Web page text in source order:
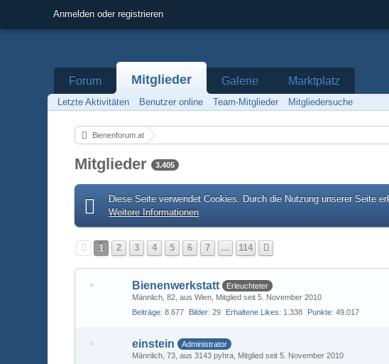
Anmelden oder registrieren
Forum Mitglieder Galerie Marktplatz
Letzte Aktivitäten Benutzer online Team-Mitglieder Mitgliedersuche
Bienenforum.at
Mitglieder 3.405
Diese Seite verwendet Cookies. Durch die Nutzung unserer Seite
Weitere Informationen
1 2 3 4 5 6 7 … 114
Bienenwerkstatt
Erleuchteter
Männlich 82 aus Wien Mitglied seit 5. November 2010
Beiträge 8.677 Bilder 29 Erhaltene Likes 1.338 Punkte 49.017
einstein
Administrator
Männlich 73 aus 3143 pyhra Mitglied seit 5. November 2010